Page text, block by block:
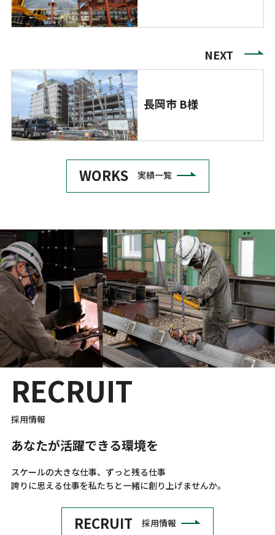
NEXT
長岡市 B様
WORKS 実績一覧
RECRUIT
採用情報
あなたが活躍できる環境を
スケールの大きな仕事、ずっと残る仕事
誇りに思える仕事を私たちと一緒に創り上げませんか。
RECRUIT 採用情報